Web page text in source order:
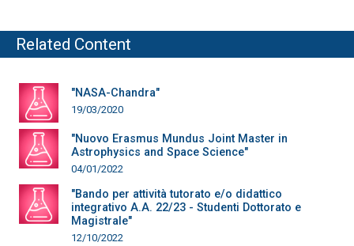
Related Content
"NASA-Chandra"
19/03/2020
"Nuovo Erasmus Mundus Joint Master in
Astrophysics and Space Science"
04/01/2022
"Bando per attività tutorato e/o didattico
integrativo A.A. 22/23 - Studenti Dottorato e
Magistrale"
12/10/2022